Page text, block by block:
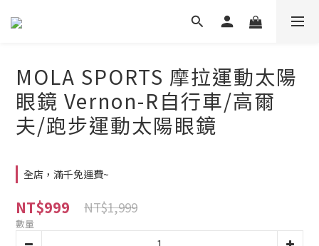
MOLA SPORTS 摩拉運動太陽
眼鏡 Vernon-R自行車/高爾
夫/跑步運動太陽眼鏡
全店，滿千免運費~
NT$999 NT$1,999
數量